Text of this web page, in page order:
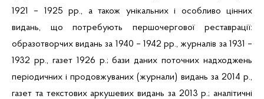
1921 – 1925 рр., а також унікальних і особливо цінних
видань, що потребують першочергової реставрації:
образотворчих видань за 1940 – 1942 рр., журналів за 1931 –
1932 рр., газет 1926 р.; бази даних поточних надходжень
періодичних і продовжуваних (журнали) видань за 2014 р.,
газет та текстових аркушевих видань за 2013 р.; аналітичні